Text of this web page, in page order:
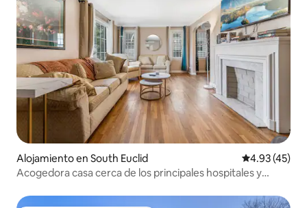
Alojamiento en South Euclid Calificación
4.93 (45)
Acogedora casa cerca de los principales hospitales y